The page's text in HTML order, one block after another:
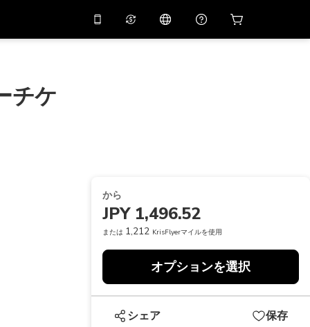
ます
キャンしてダウンロード
タイバーツ
Canadian Dollar
简体中文
チケ
から
JPY 1,496.52
または 1,212 KrisFlyerマイルを使用
オプションを選択
シェア 保存